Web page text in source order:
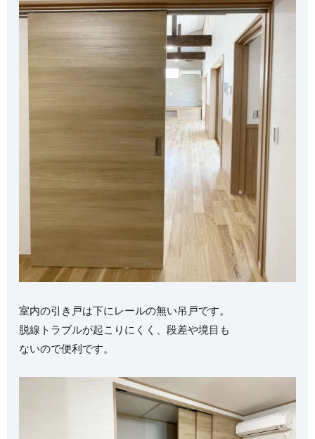
室内の引き戸は下にレールの無い吊戸です。
脱線トラブルが起こりにくく、段差や境目も
ないので便利です。